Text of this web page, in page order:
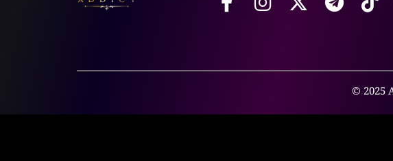
© 2025